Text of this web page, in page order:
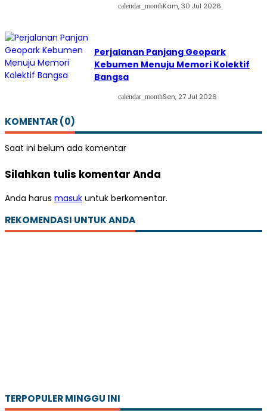
calendar_monthKam, 30 Jul 2026
Perjalanan Panjang Geopark
Kebumen Menuju Memori Kolektif
Bangsa
calendar_monthSen, 27 Jul 2026
KOMENTAR (0)
Saat ini belum ada komentar
Silahkan tulis komentar Anda
Anda harus masuk untuk berkomentar.
REKOMENDASI UNTUK ANDA
TERPOPULER MINGGU INI